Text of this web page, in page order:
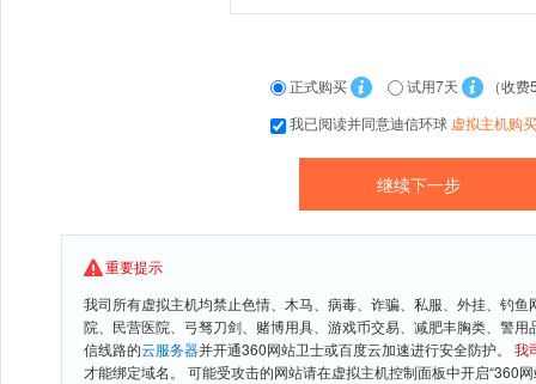
正式购买 试用7天
（收费
我已阅读并同意迪信环球 虚拟主机购
重要提示
我司所有虚拟主机均禁止色情、木马、病毒、诈骗、私服、外挂、钓
院、民营医院、弓驽刀剑、赌博用具、游戏币交易、减肥丰胸类、警
信线路的云服务器并开通360网站卫士或百度云加速进行安全防护。 我
才能绑定域名。 可能受攻击的网站请在虚拟主机控制面板中开启“360